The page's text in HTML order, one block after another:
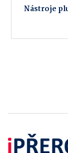
Nástroje